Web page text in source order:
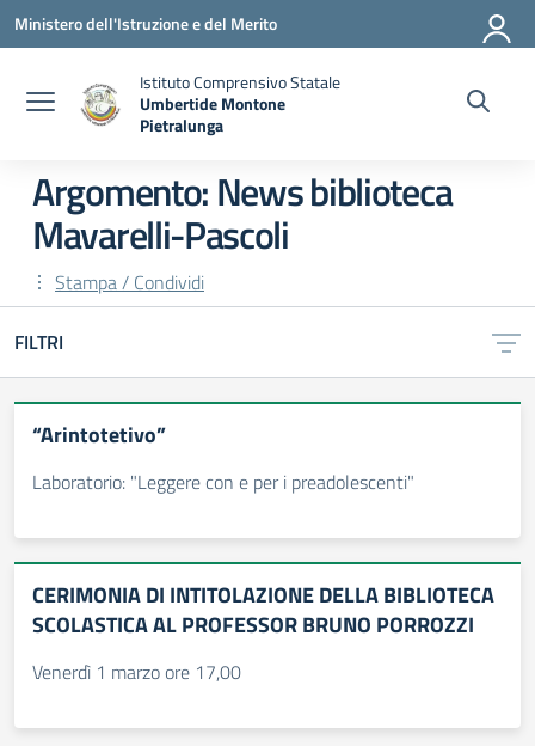
Vai ai contenuti
Vai al menu di navigazione
Vai al footer
Ministero dell'Istruzione e del Merito
Istituto Comprensivo Statale
Umbertide Montone
Pietralunga
Argomento: News biblioteca
Mavarelli-Pascoli
Stampa / Condividi
FILTRI
“Arintotetivo”
Laboratorio: "Leggere con e per i preadolescenti"
CERIMONIA DI INTITOLAZIONE DELLA BIBLIOTECA
SCOLASTICA AL PROFESSOR BRUNO PORROZZI
Venerdì 1 marzo ore 17,00